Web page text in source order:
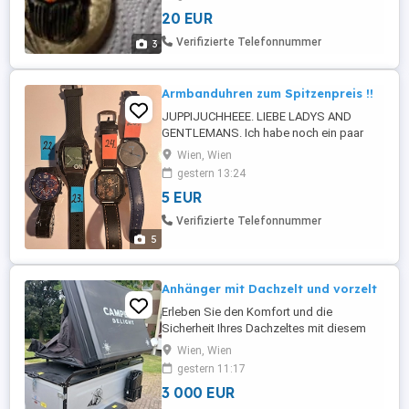
3
20 EUR
Verifizierte Telefonnummer
5
Armbanduhren zum Spitzenpreis !!
JUPPIJUCHHEEE. LIEBE LADYS AND
GENTLEMANS. Ich habe noch ein paar
tolle Armbanduhren von meiner
Sammlung zum abgeben. Die meisten
sind noch original verpackt. Meine Uhren
sind wie die Schweizer Eisenbahn (so
pünktlich). Bei Abnahme mehrerer gibt es
Wien, Wien
gestern 13:24
5 EUR
Verifizierte Telefonnummer
Anhänger mit Dachzelt und vorzelt
Erleben Sie den Komfort und die
Sicherheit Ihres Dachzeltes mit diesem
hochwertigen Anhänger, der speziell für
den Einsatz mit Dachzelten konzipiert
wurde. Die robuste Konstruktion garantiert
Stabilität und ist zudem wasserdicht,
Wien, Wien
gestern 11:17
3 000 EUR